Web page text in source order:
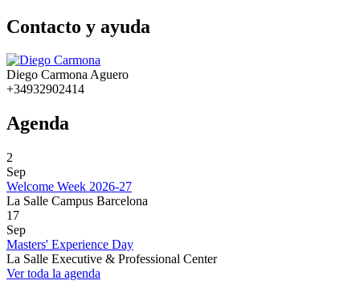
Contacto y ayuda
Diego Carmona Aguero
+34932902414
Agenda
2
Sep
Welcome Week 2026-27
La Salle Campus Barcelona
17
Sep
Masters' Experience Day
La Salle Executive & Professional Center
Ver toda la agenda